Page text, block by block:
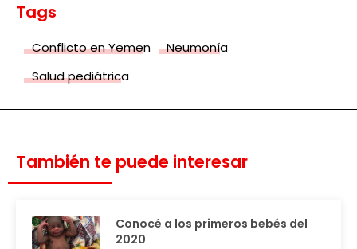
Tags
Conflicto en Yemen
Neumonía
Salud pediátrica
También te puede interesar
Conocé a los primeros bebés del
2020